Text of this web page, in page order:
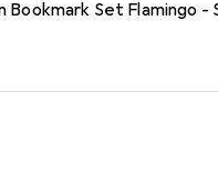
Bookmark Set Flamingo